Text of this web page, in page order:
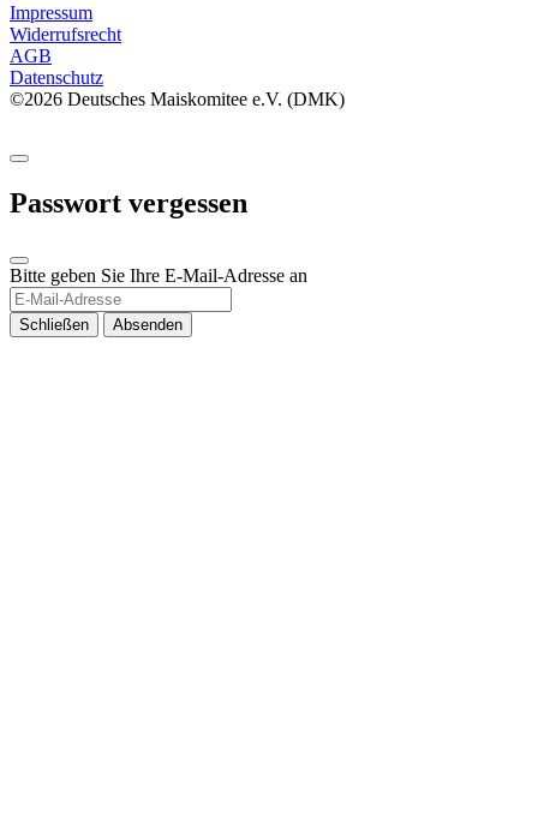
Impressum
Widerrufsrecht
AGB
Datenschutz
©2026 Deutsches Maiskomitee e.V. (DMK)
Passwort vergessen
Bitte geben Sie Ihre E-Mail-Adresse an
Schließen Absenden